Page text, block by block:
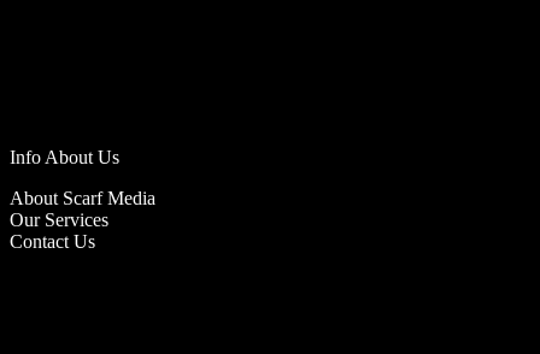
Info About Us
About Scarf Media
Our Services
Contact Us